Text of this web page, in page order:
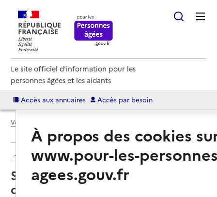
RÉPUBLIQUE
FRANÇAISE
Le site officiel d'information pour les
personnes âgées et les aidants
Accès aux annuaires Accès par besoin
Voir le fil d’Ariane
Retour aux résultats de l'annuaire
Service de soins infirmiers à
domicile – SSIAD - Centre
À propos des cookies
www.pour-les-
agees.gouv.fr